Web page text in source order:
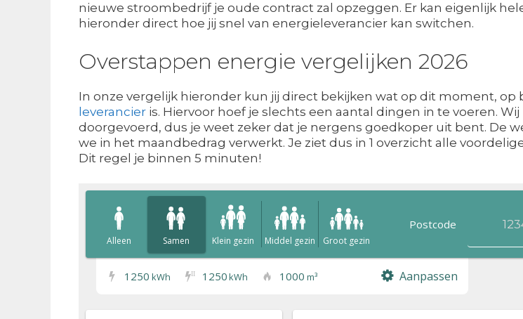
nieuwe stroombedrijf je oude contract zal opzeggen. Er kan eigenlijk
hieronder direct hoe jij snel van energieleverancier kan switchen.
Overstappen energie vergelijken 2026
In onze vergelijk hieronder kun jij direct bekijken wat op dit moment, op
leverancier is. Hiervoor hoef je slechts een aantal dingen in te voeren.
doorgevoerd, dus je weet zeker dat je nergens goedkoper uit bent. De
we in het maandbedrag verwerkt. Je ziet dus in 1 overzicht alle
Dit regel je binnen 5 minuten!
Alleen Samen Klein gezin Middel gezin Groot gezin
Postcode
1250 kWh II 1250kWh 1000 m³ Aanpassen